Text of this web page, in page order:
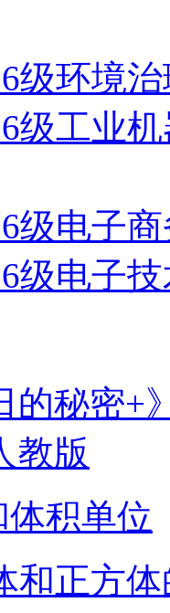
级环境
级工业
级电子
级电子
的秘密+
教版
积单位
和正方